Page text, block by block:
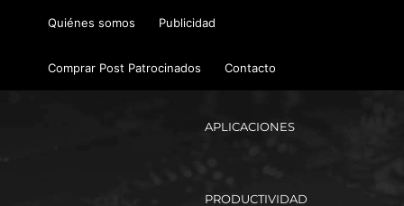
Quiénes somos Publicidad
Comprar Post Patrocinados Contacto
APLICACIONES
PRODUCTIVIDAD